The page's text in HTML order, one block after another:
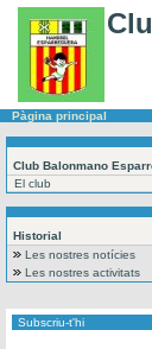
Pàgina principal
Club Balonmano
El club
Historial
Les nostres notícies
Les nostres activitats
Subscriu-t'hi